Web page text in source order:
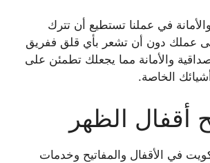
في عملنا تستطيع أن تترك
عملك دون أن تشعر بأي قلق ففريق
والأمانة مما يجعلك تطمئن على
الخاصة.
أقفال الظهر
في الأقفال والمفاتيح وخدمات